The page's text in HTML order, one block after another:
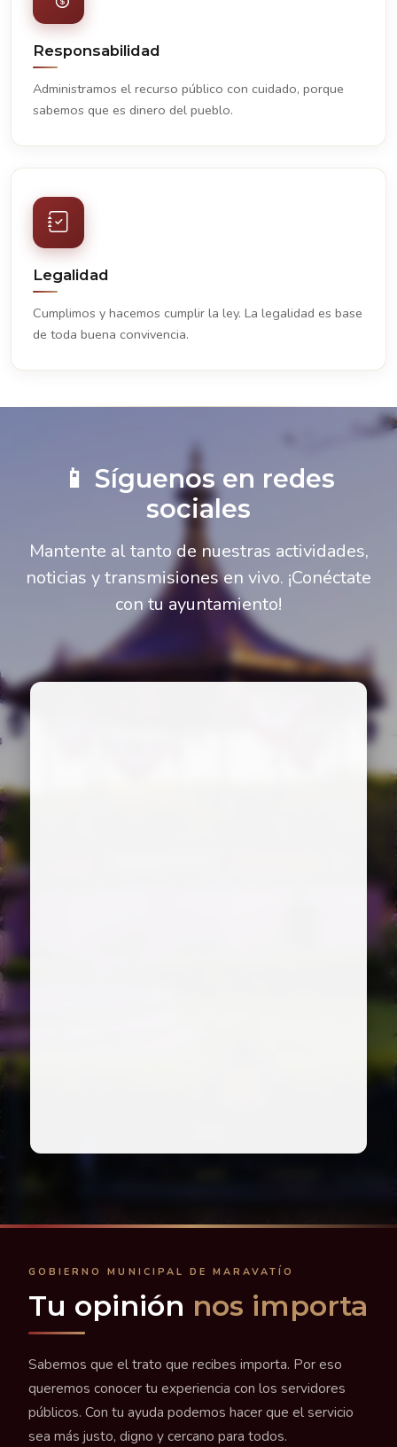
Responsabilidad
Administramos el recurso público con cuidado, porque
sabemos que es dinero del pueblo.
Legalidad
Cumplimos y hacemos cumplir la ley. La legalidad es base
de toda buena convivencia.
📱 Síguenos en redes
sociales
Mantente al tanto de nuestras actividades,
noticias y transmisiones en vivo. ¡Conéctate
con tu ayuntamiento!
GOBIERNO MUNICIPAL DE MARAVATÍO
Tu opinión nos importa
Sabemos que el trato que recibes importa. Por eso
queremos conocer tu experiencia con los servidores
públicos. Con tu ayuda podemos hacer que el servicio
sea más justo, digno y cercano para todos.